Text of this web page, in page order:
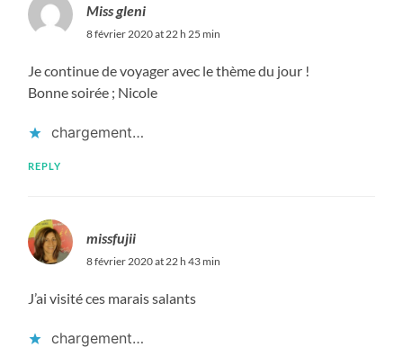
Miss gleni
8 février 2020 at 22 h 25 min
Je continue de voyager avec le thème du jour !
Bonne soirée ; Nicole
chargement…
REPLY
missfujii
8 février 2020 at 22 h 43 min
J’ai visité ces marais salants
chargement…